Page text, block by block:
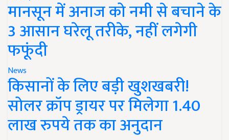
मानसून में अनाज को नमी से बचाने के
3 आसान घरेलू तरीके, नहीं लगेगी
फफूंदी
News
किसानों के लिए बड़ी खुशखबरी!
सोलर क्रॉप ड्रायर पर मिलेगा 1.40
लाख रुपये तक का अनुदान